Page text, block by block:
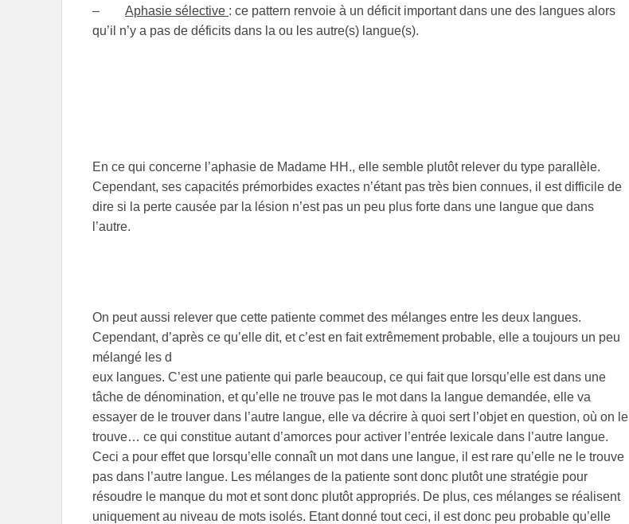
– Aphasie sélective : ce pattern renvoie à un déficit important dans une des langues alors
qu’il n’y a pas de déficits dans la ou les autre(s) langue(s).
En ce qui concerne l’aphasie de Madame HH., elle semble plutôt relever du type parallèle.
Cependant, ses capacités prémorbides exactes n’étant pas très bien connues, il est difficile de
dire si la perte causée par la lésion n’est pas un peu plus forte dans une langue que dans
l’autre.
On peut aussi relever que cette patiente commet des mélanges entre les deux langues.
Cependant, d’après ce qu’elle dit, et c’est en fait extrêmement probable, elle a toujours un peu
mélangé les d
eux langues. C’est une patiente qui parle beaucoup, ce qui fait que lorsqu’elle est dans une
tâche de dénomination, et qu’elle ne trouve pas le mot dans la langue demandée, elle va
essayer de le trouver dans l’autre langue, elle va décrire à quoi sert l’objet en question, où on le
trouve… ce qui constitue autant d’amorces pour activer l’entrée lexicale dans l’autre langue.
Ceci a pour effet que lorsqu’elle connaît un mot dans une langue, il est rare qu’elle ne le trouve
pas dans l’autre langue. Les mélanges de la patiente sont donc plutôt une stratégie pour
résoudre le manque du mot et sont donc plutôt appropriés. De plus, ces mélanges se réalisent
uniquement au niveau de mots isolés. Etant donné tout ceci, il est donc peu probable qu’elle